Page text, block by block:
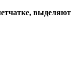
выделяют